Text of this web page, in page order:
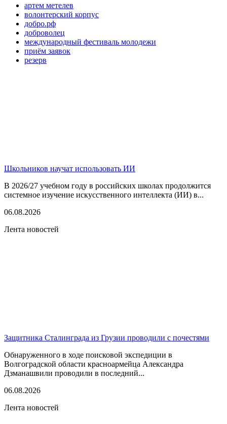
артем метелев
волонтерский корпус
добро.рф
доброволец
международный фестиваль молодежи
приём заявок
резерв
Школьников научат использовать ИИ
В 2026/27 учебном году в российских школах продолжится
системное изучение искусственного интеллекта (ИИ) в...
06.08.2026
Лента новостей
Защитника Сталинграда из Грузии проводили с почестями
Обнаруженного в ходе поисковой экспедиции в
Волгоградской области красноармейца Александра
Дзманашвили проводили в последний...
06.08.2026
Лента новостей